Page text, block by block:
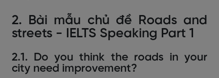
2. Bài mẫu chủ đề Roads and
streets - IELTS Speaking Part 1
2.1. Do you think the roads in your
city need improvement?